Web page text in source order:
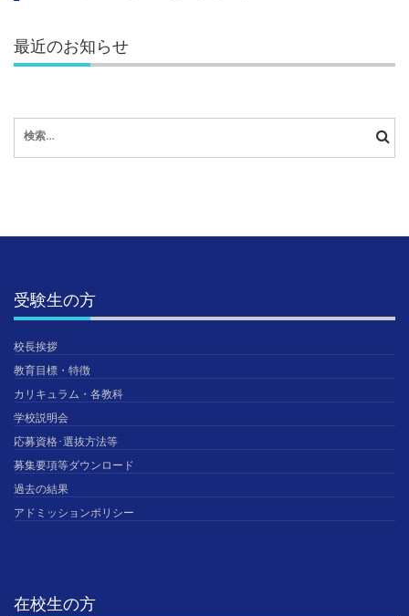
最近のお知らせ
索:
受験生の方
校長挨拶
教育目標・特徴
カリキュラム・各教科
学校説明会
応募資格･選抜方法等
募集要項等ダウンロード
過去の結果
アドミッションポリシー
在校生の方